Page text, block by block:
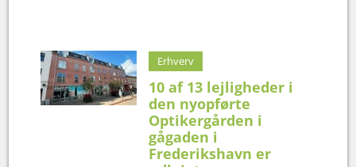
Erhverv
10 af 13 lejligheder i
den nyopførte
Optikergården i
gågaden i
Frederikshavn er